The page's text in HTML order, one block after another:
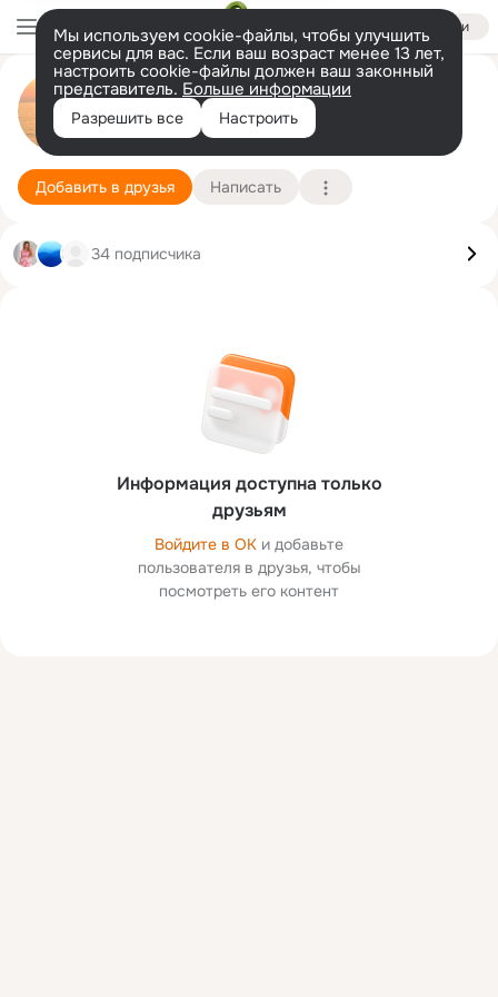
Войти
Мы используем cookie-файлы, чтобы улучшить
сервисы для вас. Если ваш возраст менее 13 лет,
настроить cookie-файлы должен ваш законный
представитель. Больше информации
Разрешить все Настроить
Надежда Деккер
17 апреля Подробнее
Добавить в друзья Написать
Информация доступна только
друзьям
Войдите в ОК и добавьте
пользователя в друзья, чтобы
посмотреть его контент
34 подписчика